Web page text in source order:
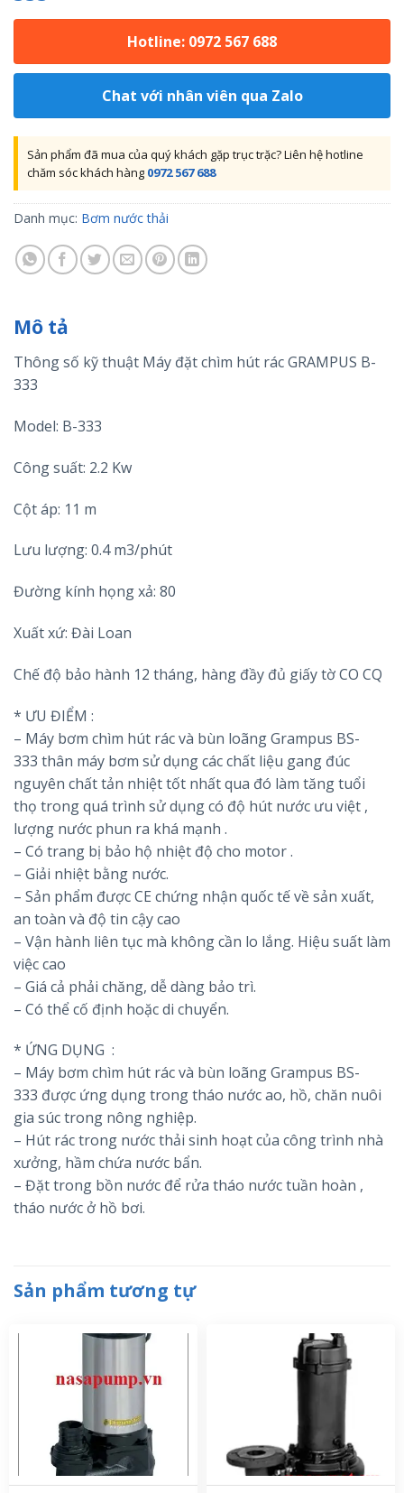
Hotline: 0972 567 688
Chat với nhân viên qua Zalo
Sản phẩm đã mua của quý khách gặp trục trặc? Liên hệ hotline
chăm sóc khách hàng 0972 567 688
Danh mục: Bơm nước thải
Mô tả
Thông số kỹ thuật Máy đặt chìm hút rác GRAMPUS B-
333
Model: B-333
Công suất: 2.2 Kw
Cột áp: 11 m
Lưu lượng: 0.4 m3/phút
Đường kính họng xả: 80
Xuất xứ: Đài Loan
Chế độ bảo hành 12 tháng, hàng đầy đủ giấy tờ CO CQ
* ƯU ĐIỂM :
– Máy bơm chìm hút rác và bùn loãng Grampus BS-
333 thân máy bơm sử dụng các chất liệu gang đúc
nguyên chất tản nhiệt tốt nhất qua đó làm tăng tuổi
thọ trong quá trình sử dụng có độ hút nước ưu việt ,
lượng nước phun ra khá mạnh .
– Có trang bị bảo hộ nhiệt độ cho motor .
– Giải nhiệt bằng nước.
– Sản phẩm được CE chứng nhận quốc tế về sản xuất,
an toàn và độ tin cậy cao
– Vận hành liên tục mà không cần lo lắng. Hiệu suất làm
việc cao
– Giá cả phải chăng, dễ dàng bảo trì.
– Có thể cố định hoặc di chuyển.
* ỨNG DỤNG :
– Máy bơm chìm hút rác và bùn loãng Grampus BS-
333 được ứng dụng trong tháo nước ao, hồ, chăn nuôi
gia súc trong nông nghiệp.
– Hút rác trong nước thải sinh hoạt của công trình nhà
xưởng, hầm chứa nước bẩn.
– Đặt trong bồn nước để rửa tháo nước tuần hoàn ,
tháo nước ở hồ bơi.
Sản phẩm tương tự